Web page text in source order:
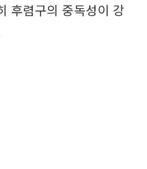
후렴구의 중독성이 강